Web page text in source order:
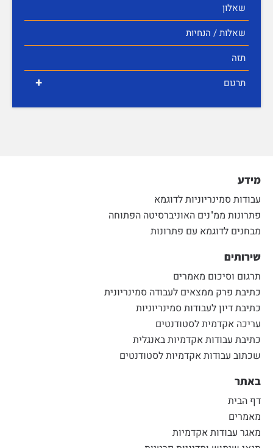
שאלון
שאלות / הנחיות
תזה
+ תרגום
מידע
עבודות סמינריוניות לדוגמא
פתרונות ממ"נים האוניברסיטה הפתוחה
מבחנים לדוגמא עם פתרונות
שירותים
תרגום וסיכום מאמרים
כתיבת פרק ממצאים לעבודה סמינריונית
כתיבת דיון לעבודות סמינריוניות
עריכה אקדמית לסטודנטים
כתיבת עבודות אקדמיות באנגלית
שכתוב עבודות אקדמיות לסטודנטים
באתר
דף הבית
מאמרים
מאגר עבודות אקדמיות